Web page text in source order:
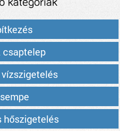
csaptelep
hőszigetelés